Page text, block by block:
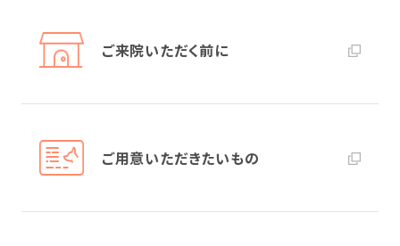
ご来院いただく前に
ご用意いただきたいもの